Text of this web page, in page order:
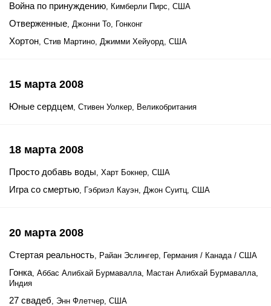
Война по принуждению, Кимберли Пирс, США
Отверженные, Джонни То, Гонконг
Хортон, Стив Мартино, Джимми Хейуорд, США
15 марта 2008
Юные сердцем, Стивен Уолкер, Великобритания
18 марта 2008
Просто добавь воды, Харт Бокнер, США
Игра со смертью, Гэбриэл Кауэн, Джон Суитц, США
20 марта 2008
Стертая реальность, Райан Эслингер, Германия / Канада / США
Гонка, Аббас Алибхай Бурмавалла, Мастан Алибхай Бурмавалла,
Индия
27 свадеб, Энн Флетчер, США